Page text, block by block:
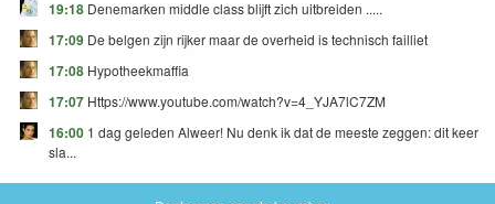
19:18 Denemarken middle class blijft zich uitbreiden .....
17:09 De belgen zijn rijker maar de overheid is technisch failliet
17:08 Hypotheekmaffia
17:07 Https://www.youtube.com/watch?v=4_YJA7lC7ZM
16:00 1 dag geleden Alweer! Nu denk ik dat de meeste zeggen: dit keer
sla...